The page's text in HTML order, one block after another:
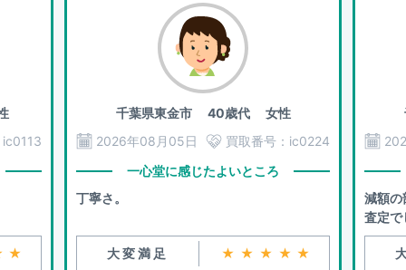
ic0113
千葉県東金市40歳代 女性
2026年08月05日
買取番号： ic0224
一心堂に感じたよいところ
丁寧さ。
大変満足 ★★★★★
減額の
査定で